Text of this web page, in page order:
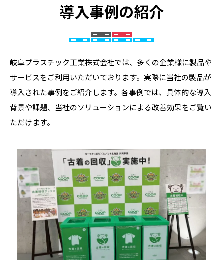
導入事例の紹介
岐阜プラスチック工業株式会社では、多くの企業様に製品や
サービスをご利用いただいております。実際に当社の製品が
導入された事例をご紹介します。各事例では、具体的な導入
背景や課題、当社のソリューションによる改善効果をご覧い
ただけます。